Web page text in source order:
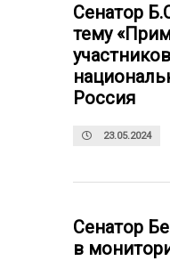
Сенатор
тему
Россия
23.05.2024
Сенатор
в